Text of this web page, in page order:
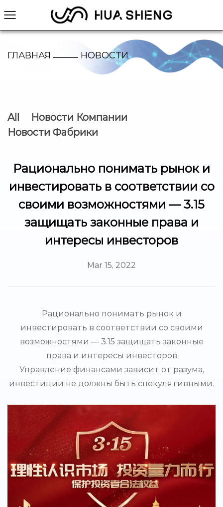
ГЛАВНАЯ НОВОСТИ/
All
Новости Компании
Новости Фабрики
Рационально понимать рынок и
инвестировать в соответствии со
своими возможностями — 3.15
защищать законные права и
интересы инвесторов
Mar 15, 2022
Рационально понимать рынок и
инвестировать в соответствии со своими
возможностями — 3.15 защищать законные
права и интересы инвесторов
Управление финансами зависит от разума,
инвестиции не должны быть спекулятивными.